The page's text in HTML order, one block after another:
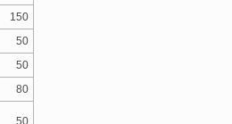
150
50
50
80
50